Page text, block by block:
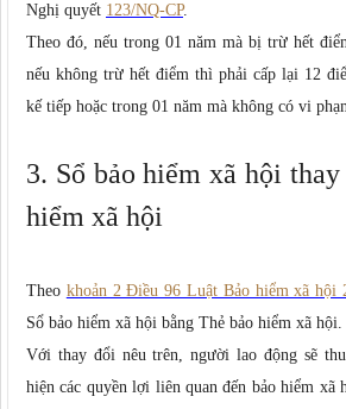
Nghị quyết 123/NQ-CP.
Theo đó, nếu trong 01 năm mà bị trừ hết
nếu không trừ hết điểm thì phải cấp lại 12
kế tiếp hoặc trong 01 năm mà không có vi
3. Sổ bảo hiểm xã hội thay
hiểm xã hội
Theo khoản 2 Điều 96 Luật Bảo hiểm xã hội
Sổ bảo hiểm xã hội bằng Thẻ bảo hiểm xã hội.
Với thay đổi nêu trên, người lao động sẽ
hiện các quyền lợi liên quan đến bảo hiểm